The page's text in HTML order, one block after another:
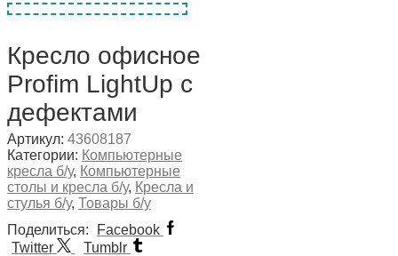
Кресло офисное
Profim LightUp с
дефектами
Артикул: 43608187
Категории: Компьютерные
кресла б/у, Компьютерные
столы и кресла б/у, Кресла и
стулья б/у, Товары б/у
Поделиться:
Facebook
Twitter
Tumblr